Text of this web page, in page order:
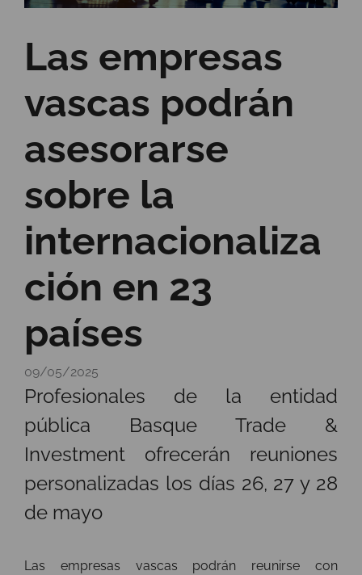
Las empresas
vascas podrán
asesorarse
sobre la
internacionaliza
ción en 23
países
09/05/2025
Profesionales de la entidad
pública Basque Trade &
Investment ofrecerán reuniones
personalizadas los días 26, 27 y 28
de mayo
Las empresas vascas podrán reunirse con